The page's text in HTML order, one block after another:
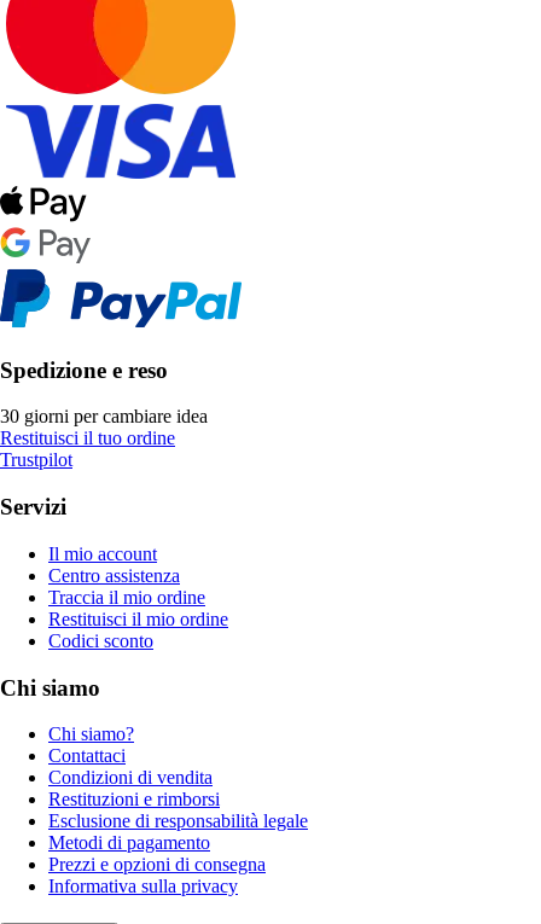
Spedizione e reso
30 giorni per cambiare idea
Restituisci il tuo ordine
Trustpilot
Servizi
Il mio account
Centro assistenza
Traccia il mio ordine
Restituisci il mio ordine
Codici sconto
Chi siamo
Chi siamo?
Contattaci
Condizioni di vendita
Restituzioni e rimborsi
Esclusione di responsabilità legale
Metodi di pagamento
Prezzi e opzioni di consegna
Informativa sulla privacy